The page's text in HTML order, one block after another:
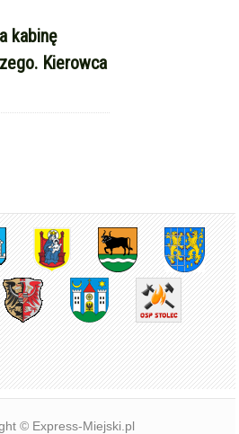
kabinę
Kierowca
© Express-Miejski.pl